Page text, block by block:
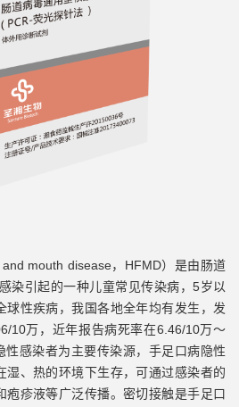
mouth disease，HFMD）是由肠道
染引起的一种儿童常见传染病，5岁以
球性疾病，我国各地全年均有发生，发
10万，近年报告病死率在6.46/10万～
性感染者为主要传染源，手足口病隐性
湿、热的环境下生存，可通过感染者的
疱疹液等广泛传播。密切接触是手足口